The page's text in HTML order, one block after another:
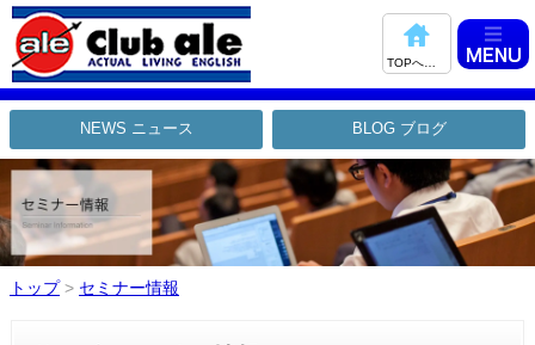
NEWS ニュース BLOG ブログ
トップ > セミナー情報